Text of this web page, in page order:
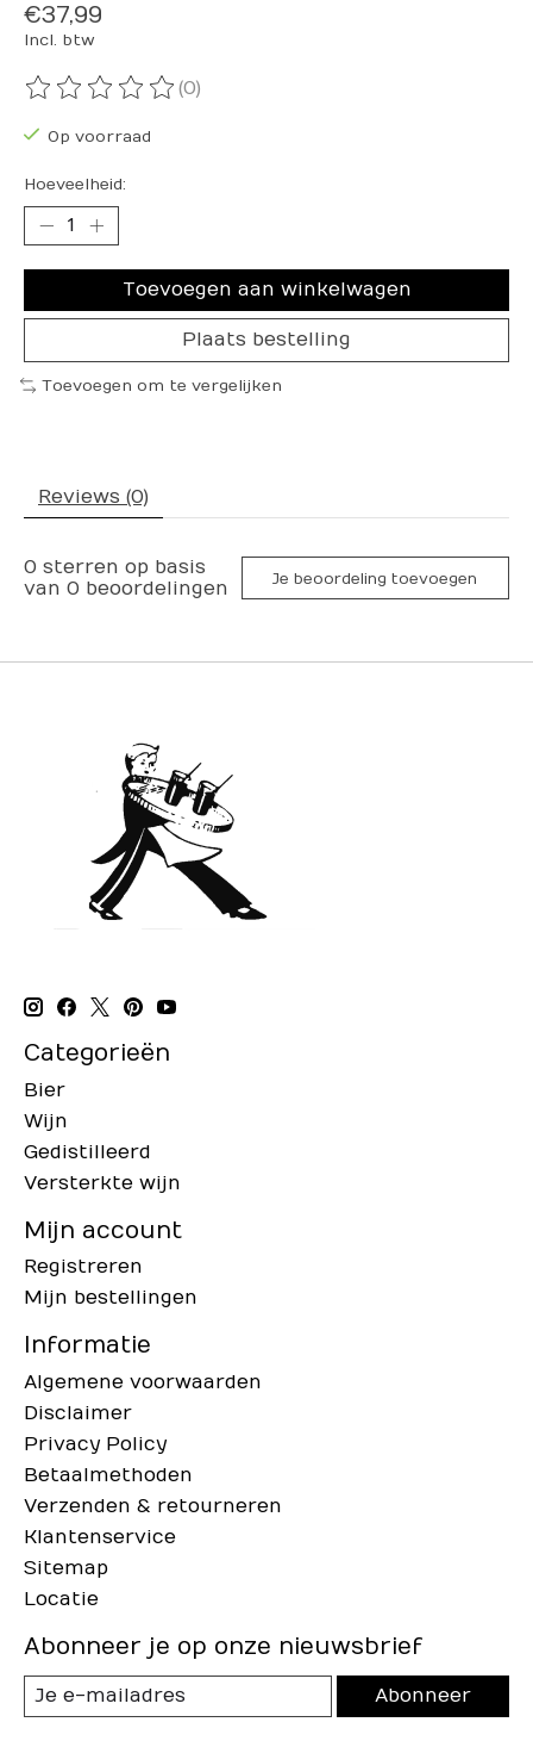
€37,99
Incl. btw
De beoordeling van dit product is
(0)
Op voorraad
Hoeveelheid:
Toevoegen aan winkelwagen
Plaats bestelling
Toevoegen om te vergelijken
Reviews (0)
0 sterren op basis
van 0 beoordelingen Je beoordeling toevoegen
Categorieën
Bier
Wijn
Gedistilleerd
Versterkte wijn
Mijn account
Registreren
Mijn bestellingen
Informatie
Algemene voorwaarden
Disclaimer
Privacy Policy
Betaalmethoden
Verzenden & retourneren
Klantenservice
Sitemap
Locatie
Abonneer je op onze nieuwsbrief
Abonneer